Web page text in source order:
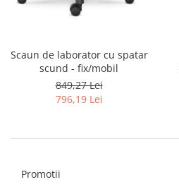
Scaun de laborator cu spatar
scund - fix/mobil
849,27 Lei
796,19 Lei
Promotii